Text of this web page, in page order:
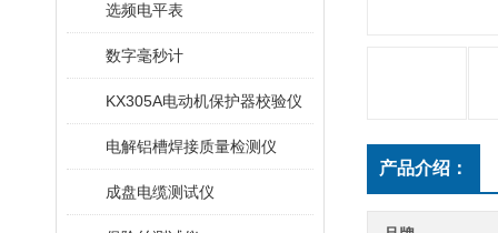
选频电平表
数字毫秒计
KX305A电动机保护器校验仪
电解铝槽焊接质量检测仪
成盘电缆测试仪
产品介绍：